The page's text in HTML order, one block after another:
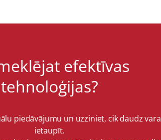
efektīvas
tehnoloģijas?
piedāvājumu un uzziniet, cik daudz
ietaupīt.